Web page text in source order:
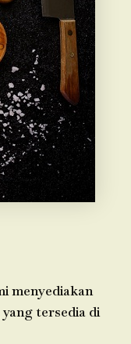
menyediakan
tersedia di